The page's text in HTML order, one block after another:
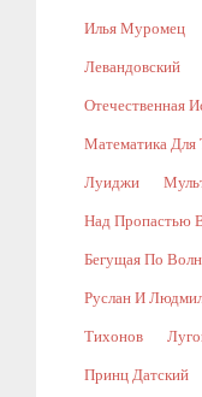
Илья Муромец
Левандовский
Отечественная
Математика Для
Луиджи
Над Пропастью
Бегущая По
Руслан И
Тихонов
Принц Датский